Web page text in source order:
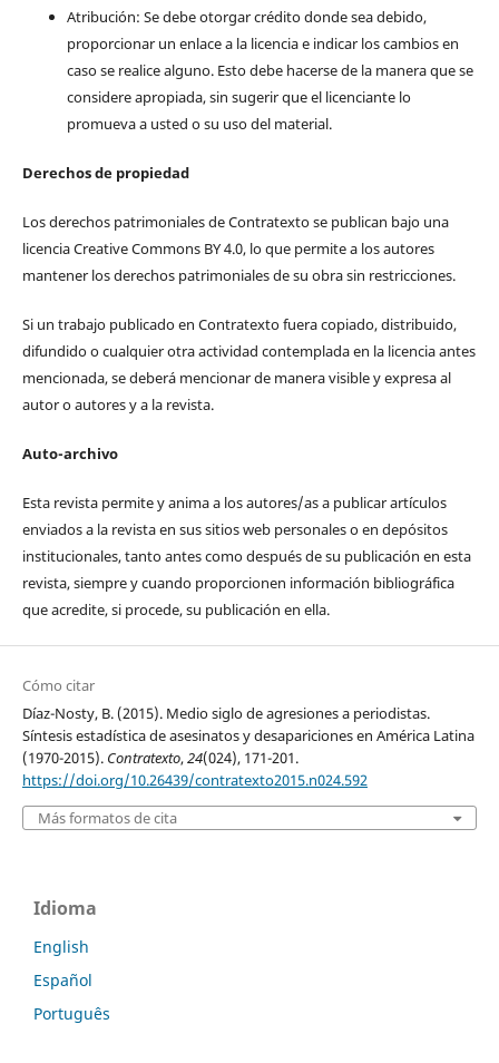
Atribución: Se debe otorgar crédito donde sea debido,
proporcionar un enlace a la licencia e indicar los cambios en
caso se realice alguno. Esto debe hacerse de la manera que se
considere apropiada, sin sugerir que el licenciante lo
promueva a usted o su uso del material.
Derechos de propiedad
Los derechos patrimoniales de Contratexto se publican bajo una
licencia Creative Commons BY 4.0, lo que permite a los autores
mantener los derechos patrimoniales de su obra sin restricciones.
Si un trabajo publicado en Contratexto fuera copiado, distribuido,
difundido o cualquier otra actividad contemplada en la licencia antes
mencionada, se deberá mencionar de manera visible y expresa al
autor o autores y a la revista.
Auto-archivo
Esta revista permite y anima a los autores/as a publicar artículos
enviados a la revista en sus sitios web personales o en depósitos
institucionales, tanto antes como después de su publicación en esta
revista, siempre y cuando proporcionen información bibliográfica
que acredite, si procede, su publicación en ella.
Cómo citar
Díaz-Nosty, B. (2015). Medio siglo de agresiones a periodistas.
Síntesis estadística de asesinatos y desapariciones en América Latina
(1970-2015). Contratexto,24(024), 171-201.
https://doi.org/10.26439/contratexto2015.n024.592
Más formatos de cita
Idioma
English
Español
Português